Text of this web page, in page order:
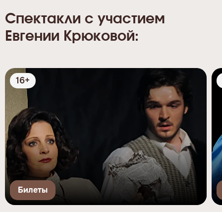
Спектакли с участием
Евгении Крюковой:
16+
Билеты